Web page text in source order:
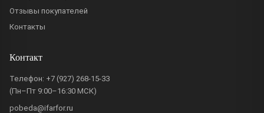
Отзывы покупателей
Контакты
Контакт
Телефон: +7 (927) 268-15-33
(Пн–Пт 9:00–16:30 МСК)
pobeda@ifarfor.ru